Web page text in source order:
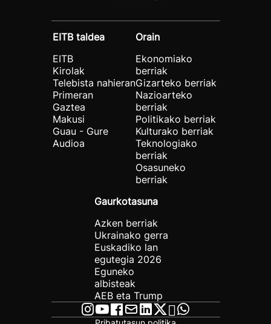
EITB taldea
EITB
Kirolak
Telebista nahieran
Primeran
Gaztea
Makusi
Guau - Gure
Audioa
Orain
Ekonomiako
berriak
Gizarteko berriak
Nazioarteko
berriak
Politikako berriak
Kulturako berriak
Teknologiako
berriak
Osasuneko
berriak
Gaurkotasuna
Azken berriak
Ukrainako gerra
Euskadiko lan
egutegia 2026
Eguneko
albisteak
AEB eta Trump